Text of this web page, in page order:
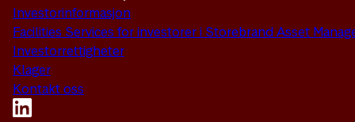
Investorinformasjon
Facilities Services for investorer i Storebrand Asset
Investorrettigheter
Klager
Kontakt oss